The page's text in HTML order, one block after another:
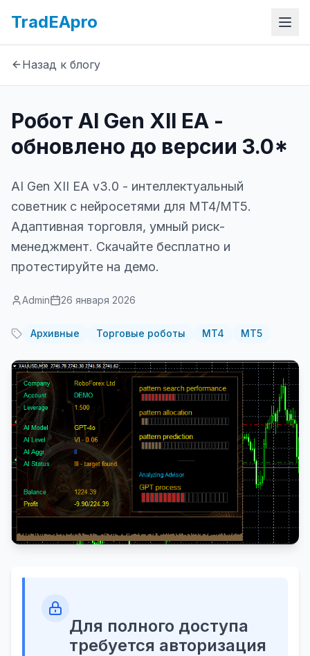
TradEApro
Назад к блогу
Робот AI Gen XII EA -
обновлено до версии 3.0*
AI Gen XII EA v3.0 - интеллектуальный
советник с нейросетями для MT4/MT5.
Адаптивная торговля, умный риск-
менеджмент. Скачайте бесплатно и
протестируйте на демо.
Admin 26 января 2026
Архивные Торговые роботы MT4 MT5
Для полного доступа
требуется авторизация